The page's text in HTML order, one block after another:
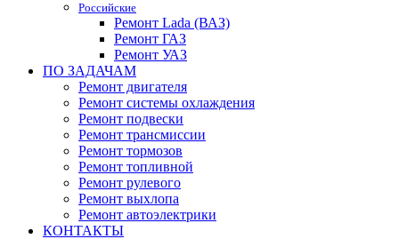
Российские
Ремонт Lada (ВАЗ)
Ремонт ГАЗ
Ремонт УАЗ
ПО ЗАДАЧАМ
Ремонт двигателя
Ремонт системы охлаждения
Ремонт подвески
Ремонт трансмиссии
Ремонт тормозов
Ремонт топливной
Ремонт рулевого
Ремонт выхлопа
Ремонт автоэлектрики
КОНТАКТЫ